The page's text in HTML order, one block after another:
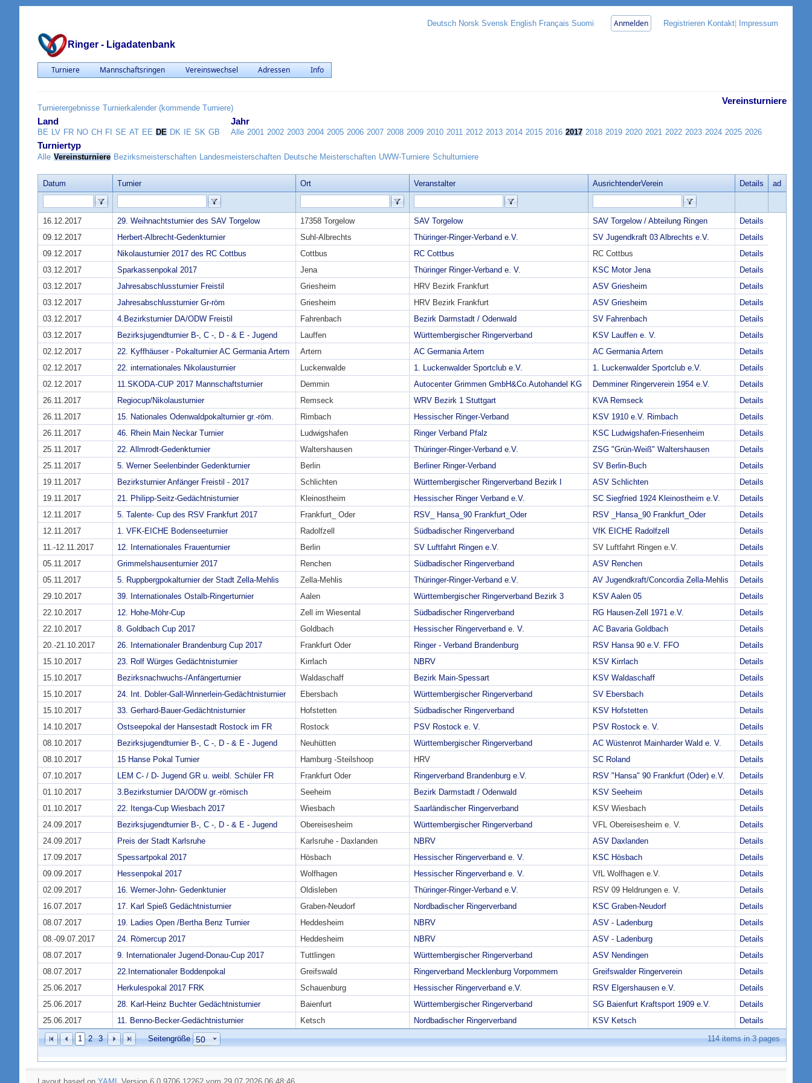
Ringer - Ligadatenbank
Deutsch Norsk Svensk English Français Suomi Anmelden Registrieren Kontakt Impressum
Turniere Mannschaftsringen Vereinswechsel Adressen Info
Turnierergebnisse Turnierkalender (kommende Turniere)
Vereinsturniere
Land
BE LV FR NO CH FI SE AT EE DE DK IE SK GB
Jahr
Alle 2001 2002 2003 2004 2005 2006 2007 2008 2009 2010 2011 2012 2013 2014 2015 2016 2017 2018 2019 2020 2021 2022 2023 2024 2025 2026
Turniertyp
Alle Vereinsturniere Bezirksmeisterschaften Landesmeisterschaften Deutsche Meisterschaften UWW-Turniere Schulturniere
Datum Turnier Ort Veranstalter AusrichtenderVerein Details ad
1 2 3 Seitengröße 114items in3pages
16.12.2017 29. Weihnachtsturnier des SAV Torgelow 17358 Torgelow SAV Torgelow SAV Torgelow / Abteilung Ringen
Details
09.12.2017
Herbert-Albrecht-Gedenkturnier Suhl-Albrechts Thüringer-Ringer-Verband e.V. SV Jugendkraft 03 Albrechts e.V.
Details
09.12.2017
Nikolausturnier 2017 des RC Cottbus Cottbus RC Cottbus RC Cottbus
Details
03.12.2017
Sparkassenpokal 2017 Jena Thüringer Ringer-Verband e. V. KSC Motor Jena
Details
03.12.2017
Jahresabschlussturnier Freistil Griesheim HRV Bezirk Frankfurt ASV Griesheim
Details
03.12.2017
Jahresabschlussturnier Gr-röm Griesheim HRV Bezirk Frankfurt ASV Griesheim
Details
03.12.2017
4.Bezirksturnier DA/ODW Freistil Fahrenbach Bezirk Darmstadt / Odenwald SV Fahrenbach
Details
03.12.2017
Bezirksjugendturnier B-, C -, D - & E - Jugend Lauffen Württembergischer Ringerverband KSV Lauffen e. V.
Details
02.12.2017
22. Kyffhäuser - Pokalturnier AC Germania Artern Artern AC Germania Artern AC Germania Artern
Details
02.12.2017
22. internationales Nikolausturnier Luckenwalde 1. Luckenwalder Sportclub e.V. 1. Luckenwalder Sportclub e.V.
Details
02.12.2017
11.SKODA-CUP 2017 Mannschaftsturnier Demmin Autocenter Grimmen GmbH&Co.Autohandel KG Demminer Ringerverein 1954 e.V.
Details
26.11.2017
Regiocup/Nikolausturnier Remseck WRV Bezirk 1 Stuttgart KVA Remseck
Details
26.11.2017
15. Nationales Odenwaldpokalturnier gr.-röm. Rimbach Hessischer Ringer-Verband KSV 1910 e.V. Rimbach
Details
26.11.2017
46. Rhein Main Neckar Turnier Ludwigshafen Ringer Verband Pfalz KSC Ludwigshafen-Friesenheim
Details
25.11.2017
22. Allmrodt-Gedenkturnier Waltershausen Thüringer-Ringer-Verband e.V. ZSG "Grün-Weiß" Waltershausen
Details
25.11.2017
5. Werner Seelenbinder Gedenkturnier Berlin Berliner Ringer-Verband SV Berlin-Buch
Details
19.11.2017
Bezirksturnier Anfänger Freistil - 2017 Schlichten Württembergischer Ringerverband Bezirk I ASV Schlichten
Details
19.11.2017
21. Philipp-Seitz-Gedächtnisturnier Kleinostheim Hessischer Ringer Verband e.V. SC Siegfried 1924 Kleinostheim e.V.
Details
12.11.2017
5. Talente- Cup des RSV Frankfurt 2017 Frankfurt_ Oder RSV_ Hansa_90 Frankfurt_Oder RSV _Hansa_90 Frankfurt_Oder
Details
12.11.2017
1. VFK-EICHE Bodenseeturnier Radolfzell Südbadischer Ringerverband VfK EICHE Radolfzell
Details
11.-12.11.2017
12. Internationales Frauenturnier Berlin SV Luftfahrt Ringen e.V. SV Luftfahrt Ringen e.V.
Details
05.11.2017
Grimmelshausenturnier 2017 Renchen Südbadischer Ringerverband ASV Renchen
Details
05.11.2017
5. Ruppbergpokalturnier der Stadt Zella-Mehlis Zella-Mehlis Thüringer-Ringer-Verband e.V. AV Jugendkraft/Concordia Zella-Mehlis
Details
29.10.2017
39. Internationales Ostalb-Ringerturnier Aalen Württembergischer Ringerverband Bezirk 3 KSV Aalen 05
Details
22.10.2017
12. Hohe-Möhr-Cup Zell im Wiesental Südbadischer Ringerverband RG Hausen-Zell 1971 e.V.
Details
22.10.2017
8. Goldbach Cup 2017 Goldbach Hessischer Ringerverband e. V. AC Bavaria Goldbach
Details
20.-21.10.2017
26. Internationaler Brandenburg Cup 2017 Frankfurt Oder Ringer - Verband Brandenburg RSV Hansa 90 e.V. FFO
Details
15.10.2017
23. Rolf Würges Gedächtnisturnier Kirrlach NBRV KSV Kirrlach
Details
15.10.2017
Bezirksnachwuchs-/Anfängerturnier Waldaschaff Bezirk Main-Spessart KSV Waldaschaff
Details
15.10.2017
24. Int. Dobler-Gall-Winnerlein-Gedächtnisturnier Ebersbach Württembergischer Ringerverband SV Ebersbach
Details
15.10.2017
33. Gerhard-Bauer-Gedächtnisturnier Hofstetten Südbadischer Ringerverband KSV Hofstetten
Details
14.10.2017
Ostseepokal der Hansestadt Rostock im FR Rostock PSV Rostock e. V. PSV Rostock e. V.
Details
08.10.2017
Bezirksjugendturnier B-, C -, D - & E - Jugend Neuhütten Württembergischer Ringerverband AC Wüstenrot Mainharder Wald e. V.
Details
08.10.2017
15 Hanse Pokal Turnier Hamburg -Steilshoop HRV SC Roland
Details
07.10.2017
LEM C- / D- Jugend GR u. weibl. Schüler FR Frankfurt Oder Ringerverband Brandenburg e.V. RSV "Hansa" 90 Frankfurt (Oder) e.V.
Details
01.10.2017
3.Bezirksturnier DA/ODW gr.-römisch Seeheim Bezirk Darmstadt / Odenwald KSV Seeheim
Details
01.10.2017
22. Itenga-Cup Wiesbach 2017 Wiesbach Saarländischer Ringerverband KSV Wiesbach
Details
24.09.2017
Bezirksjugendturnier B-, C -, D - & E - Jugend Obereisesheim Württembergischer Ringerverband VFL Obereisesheim e. V.
Details
24.09.2017
Preis der Stadt Karlsruhe Karlsruhe - Daxlanden NBRV ASV Daxlanden
Details
17.09.2017
Spessartpokal 2017 Hösbach Hessischer Ringerverband e. V. KSC Hösbach
Details
09.09.2017
Hessenpokal 2017 Wolfhagen Hessischer Ringerverband e. V. VfL Wolfhagen e.V.
Details
02.09.2017
16. Werner-John- Gedenktunier Oldisleben Thüringer-Ringer-Verband e.V. RSV 09 Heldrungen e. V.
Details
16.07.2017
17. Karl Spieß Gedächtnisturnier Graben-Neudorf Nordbadischer Ringerverband KSC Graben-Neudorf
Details
08.07.2017
19. Ladies Open /Bertha Benz Turnier Heddesheim NBRV ASV - Ladenburg
Details
08.-09.07.2017
24. Römercup 2017 Heddesheim NBRV ASV - Ladenburg
Details
08.07.2017
9. Internationaler Jugend-Donau-Cup 2017 Tuttlingen Württembergischer Ringerverband ASV Nendingen
Details
08.07.2017
22.Internationaler Boddenpokal Greifswald Ringerverband Mecklenburg Vorpommern Greifswalder Ringerverein
Details
25.06.2017
Herkulespokal 2017 FRK Schauenburg Hessischer Ringerverband e.V. RSV Elgershausen e.V.
Details
25.06.2017
28. Karl-Heinz Buchter Gedächtnisturnier Baienfurt Württembergischer Ringerverband SG Baienfurt Kraftsport 1909 e.V.
Details
25.06.2017
11. Benno-Becker-Gedächtnisturnier Ketsch Nordbadischer Ringerverband KSV Ketsch Details